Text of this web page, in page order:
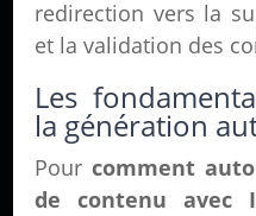
redirection vers la
et la validation des
Les
la génération
Pourcomment
de contenu avec